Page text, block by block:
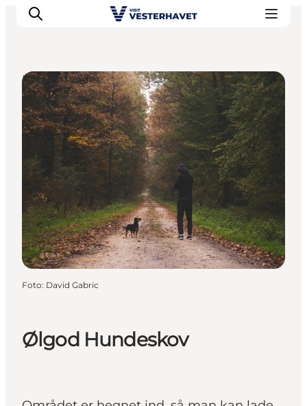
Det sker
Oplevelser
Vores Byer
Mad & Overnatning
Køb billet
Planlæg din ferie
Ølgod Hundeskov
Naturområder
Foto: David Gabric